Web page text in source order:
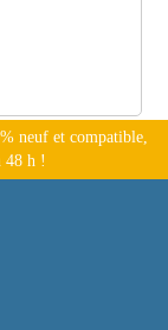
neuf et compatible,
48 h !